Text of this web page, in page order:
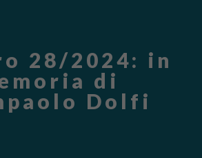
28/2024: in
di
Dolfi